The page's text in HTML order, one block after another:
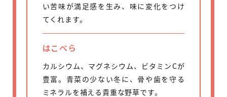
い苦味が満足感を生み、味に変化をつけ
てくれます。
はこべら
カルシウム、マグネシウム、ビタミンCが
豊富。青菜の少ない冬に、骨や歯を守る
ミネラルを補える貴重な野草です。